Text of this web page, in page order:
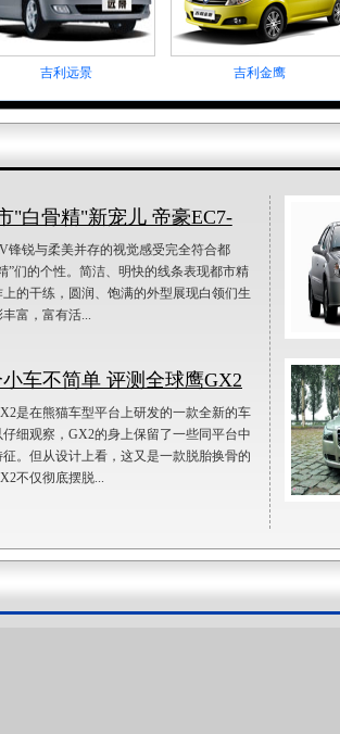
吉利远景 吉利金鹰
"白骨精"新宠儿 帝豪EC7-
锋锐与柔美并存的视觉感受完全符合都
”们的个性。简洁、明快的线条表现都市精
的干练，圆润、饱满的外型展现白领们生
富，富有活...
车不简单 评测全球鹰GX2
是在熊猫车型平台上研发的一款全新的车
细观察，GX2的身上保留了一些同平台中
。但从设计上看，这又是一款脱胎换骨的
不仅彻底摆脱...